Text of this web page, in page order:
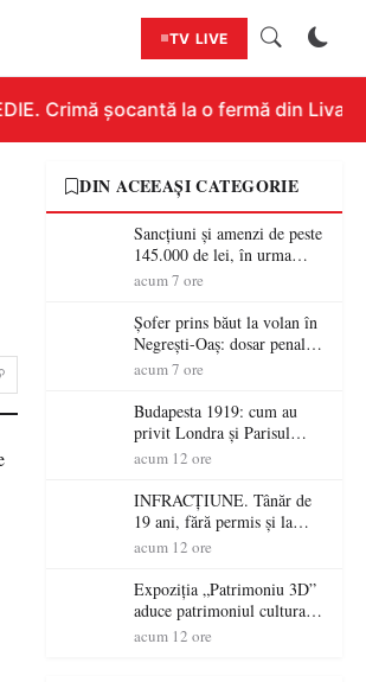
TV LIVE
Crimă șocantă la o fermă din
DIN ACEEAȘI CATEGORIE
Sancțiuni și amenzi de peste
145.000 de lei, în urma
acțiunilor polițiștilor
acum 7 ore
Șofer prins băut la volan în
Negrești-Oaș: dosar penal
după un control al
acum 7 ore
Budapesta 1919: cum au
privit Londra și Parisul
ocupația românească și de ce
victorii militare ale
României a devenit o
controversă diplomatică
europeană ( partea a II-a)
acum 12 ore
INFRACȚIUNE. Tânăr de
19 ani, fără permis și la
volanul unei autoutilitare
acum 12 ore
Expoziția „Patrimoniu 3D”
aduce patrimoniul cultural
în era digitală la Castelul
acum 12 ore